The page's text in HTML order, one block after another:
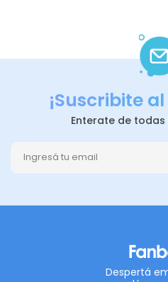
¡Suscribite
Enterate de
Despertá